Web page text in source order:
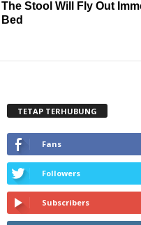
The Stool Will Fly Out
Bed
TETAP TERHUBUNG
Fans
Followers
Subscribers